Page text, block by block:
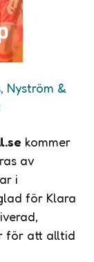
Nyström &
kommer
av
i
för Klara
för att alltid